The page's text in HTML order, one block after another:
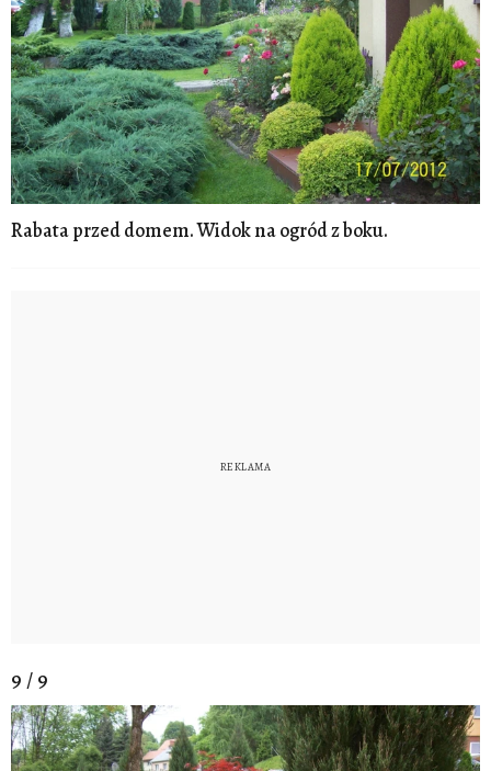
Rabata przed domem. Widok na ogród z boku.
9 / 9